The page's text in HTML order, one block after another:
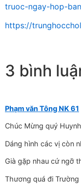
truoc-ngay-hop-
https://
3 bình
Phạm văn Tông NK 61
Chúc Mừng quý
Dáng hình các vị còn
Già gặp nhau cứ ngỡ
Thương quá đi Trường